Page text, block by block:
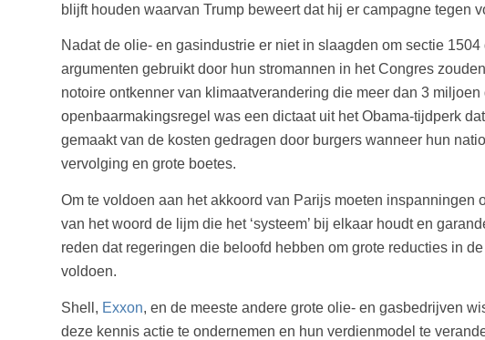
blijft houden waarvan Trump beweert dat hij er campagne tegen
Nadat de olie- en gasindustrie er niet in slaagden om sectie
argumenten gebruikt door hun stromannen in het Congres
notoire ontkenner van klimaatverandering die meer dan 3
openbaarmakingsregel was een dictaat uit het Obama-tijdperk
gemaakt van de kosten gedragen door burgers wanneer hun
vervolging en grote boetes.
Om te voldoen aan het akkoord van Parijs moeten
van het woord de lijm die het ‘systeem’ bij elkaar houdt en
reden dat regeringen die beloofd hebben om grote reducties in
voldoen.
Shell, Exxon, en de meeste andere grote olie- en gasbedrijven
deze kennis actie te ondernemen en hun verdienmodel te